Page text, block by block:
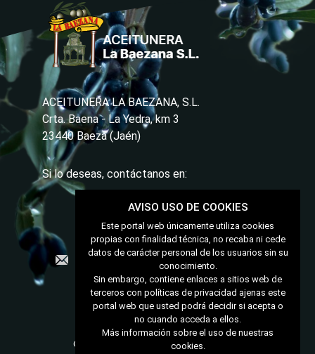
ACEITUNERA LA BAEZANA, S.L.
Crta. Baena - La Yedra, km 3
23440 Baeza (Jaén)
Si lo deseas, contáctanos en:
953 740 264
contacto@aceitunerabaezana.com
Conócenos
Nuestras aceitunas
Nuestros encurtidos
Condiciones de compra
Condiciones generales de contratación
AVISO USO DE COOKIES
Este portal web únicamente utiliza cookies
propias con finalidad técnica, no recaba ni cede
datos de carácter personal de los usuarios sin su
conocimiento.
Sin embargo, contiene enlaces a sitios web de
terceros con políticas de privacidad ajenas este
portal web que usted podrá decidir si acepta o
no cuando acceda a ellos.
Más información sobre el uso de nuestras
cookies.